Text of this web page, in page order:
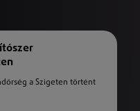
a Szigeten történt